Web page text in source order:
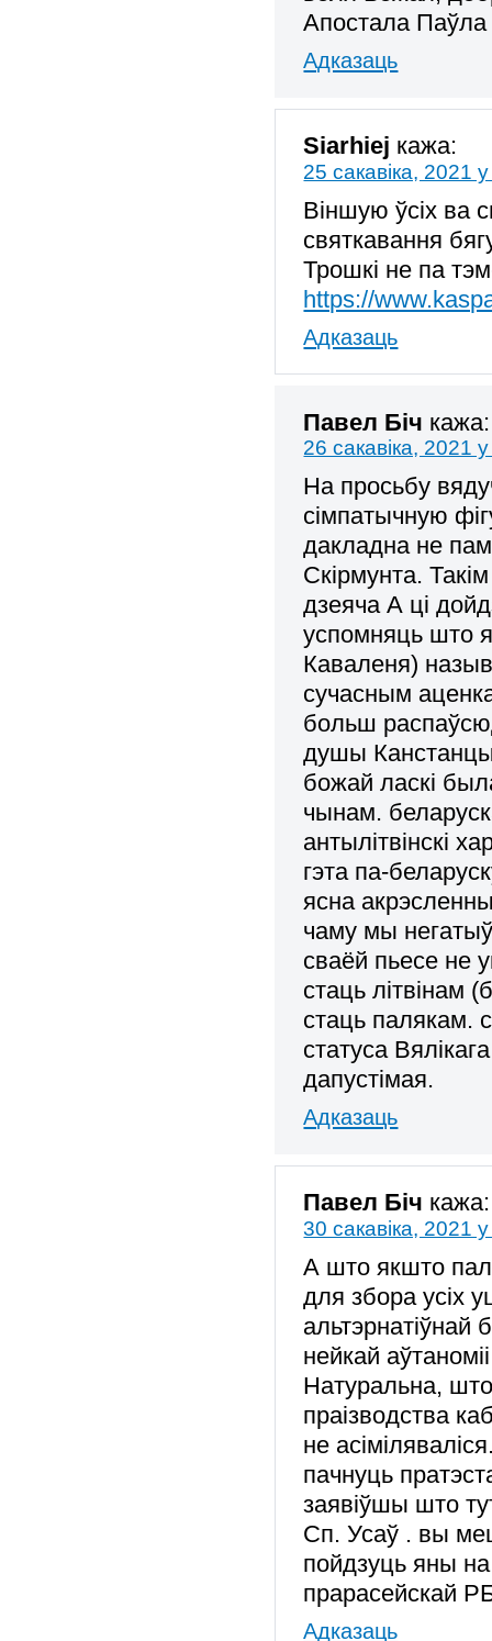
Апостала
Адказаць
Siarhiej кажа:
25 сакавіка, 2021
Віншую ўсіх ва
святкавання
Трошкі не па
https://
Адказаць
Павел Біч кажа:
26 сакавіка, 2021
На просьбу
сімпатычную
дакладна не
Скірмунта.
дзеяча А ці
успомняць што
Каваленя)
сучасным
больш
душы Канстанцыі
божай ласкі
чынам.
антылітвінскі
гэта па-
ясна
чаму мы
сваёй пьесе не
стаць літвінам
стаць палякам.
статуса
дапустімая.
Адказаць
Павел Біч кажа:
30 сакавіка, 2021
А што якшто
для збора усіх
нейкай
Натуральна,
праізводства
не
пачнуць
заявіўшы што
Сп. Усаў . вы
пойдзуць яны
прарасейскай
Адказаць